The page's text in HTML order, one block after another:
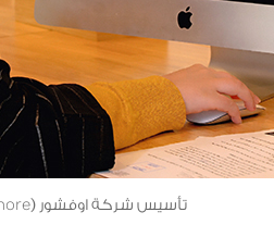
تأسيس شركة اوفشور (offshore) في دبي